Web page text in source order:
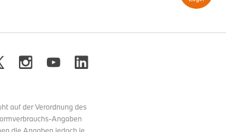
auf der Verordnung des
Angaben